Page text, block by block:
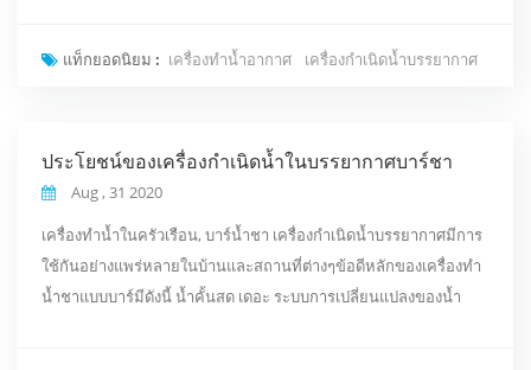
น้ำแข็งระบบน้ำเย็นและน้ำร้อน บรรยากาศ h20 ระบบน้ำแปลง 3 ชั้น
แท็กยอดนิยม : เครื่องทำน้ำอากาศ เครื่องกำเนิดน้ำบรรยากาศ
ประโยชน์ของเครื่องกำเนิดน้ำในบรรยากาศบาร์ชา
Aug , 31 2020
เครื่องทำน้ำในครัวเรือน, บาร์น้ำชา เครื่องกำเนิดน้ำบรรยากาศมีการ
ใช้กันอย่างแพร่หลายในบ้านและสถานที่ต่างๆข้อดีหลักของเครื่องทำ
น้ำชาแบบบาร์มีดังนี้ น้ำคั้นสด เดอะ ระบบการเปลี่ยนแปลงของน้ำ